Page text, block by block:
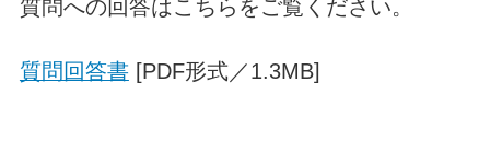
質問への回答はこちらをご覧ください。
質問回答書[PDF形式／1.3MB]